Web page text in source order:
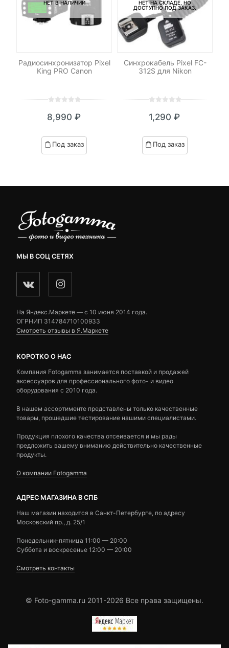
НЕТ В НАЛИЧИИ
Радиосинхронизатор Pixel
King PRO Canon
out
based
on
8,990 ₽
Под заказ
НЕТ НА СКЛАДЕ, НО
ДОСТУПНО ПОД ЗАКАЗ.
Синхрокабель Pixel FC-
312S для Nikon
out
based
on
1,290 ₽
Под заказ
МЫ В СОЦ СЕТЯХ
На Яндекс.Маркете — c 10 июня 2014 года.
ОГРНИП 314784710100933
Смотреть отзывы в Я.Маркете
КОРОТКО О НАС
Компания Fotogamma занимается поставкой и продажей
аксессуаров для профессионального фото- и видео
оборудования с 2010 года.
В нашем ассортименте представлены только качественные
товары, прошедшие тестирование нашими специалистами.
Продукция плохого качества отсеивается и мы рады
предложить вашему вниманию действительно качественные
продукты.
О компании Fotogamma
АДРЕС МАГАЗИНА В СПБ
Наш магазин находится в Санкт-Петербурге, по адресу
Московский пр., д. 25/1
Понедельник-пятница 11:00 — 20:00
Суббота и воскресенье 12:00 — 20:00
Смотреть контакты
© Foto-gamma.ru 2011-2026 Все права защищены.